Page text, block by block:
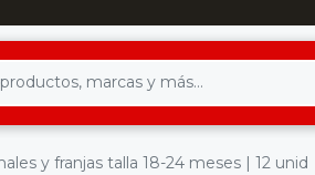
y franjas talla 18-24 meses | 12 unid